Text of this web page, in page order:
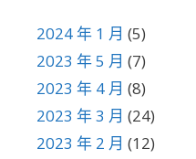
2024 年 1 月 (5)
2023 年 5 月 (7)
2023 年 4 月 (8)
2023 年 3 月 (24)
2023 年 2 月 (12)